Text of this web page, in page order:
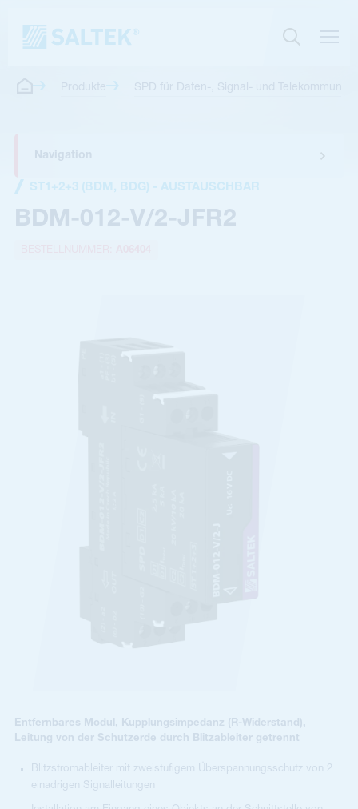
SPD für Daten-, Signal- und
Navigation
ST1+2+3 (BDM, BDG) - AUSTAUSCHBAR
BDM-012-V/2-JFR2
Entfernbares Modul, Kupplungsimpedanz (R-Widerstand),
Leitung von der Schutzerde durch Blitzableiter getrennt
Blitzstromableiter mit zweistufigem Überspannungsschutz von 2
einadrigen Signalleitungen